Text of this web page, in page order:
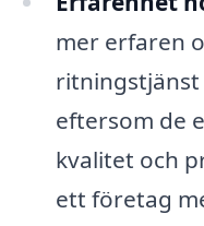
mer erfaren
eftersom de
kvalitet och
ett företag